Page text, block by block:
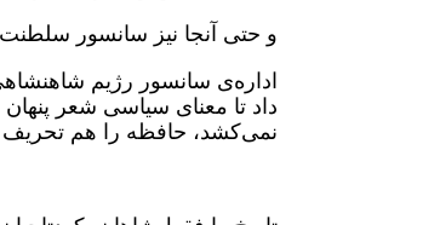
و حتی آنجا نیز سانسور
اداره‌ی سانسور رژیم
داد تا معنای سیاسی شعر
نمی‌کشد، حافظه را هم